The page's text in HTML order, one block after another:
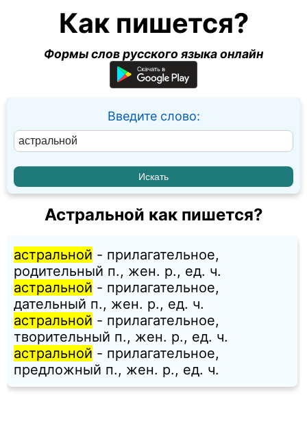
Как пишется?
Формы слов русского языка онлайн
Введите слово:
Астральной как пишется?
астральной - прилагательное,
родительный п., жен. p., ед. ч.
астральной - прилагательное,
дательный п., жен. p., ед. ч.
астральной - прилагательное,
творительный п., жен. p., ед. ч.
астральной - прилагательное,
предложный п., жен. p., ед. ч.